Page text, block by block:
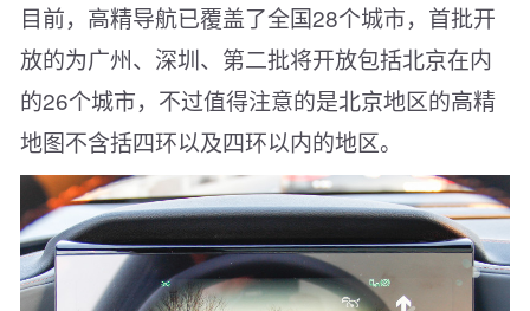
目前，高精导航已覆盖了全国28个城市，首批开
放的为广州、深圳、第二批将开放包括北京在内
的26个城市，不过值得注意的是北京地区的高精
地图不含括四环以及四环以内的地区。